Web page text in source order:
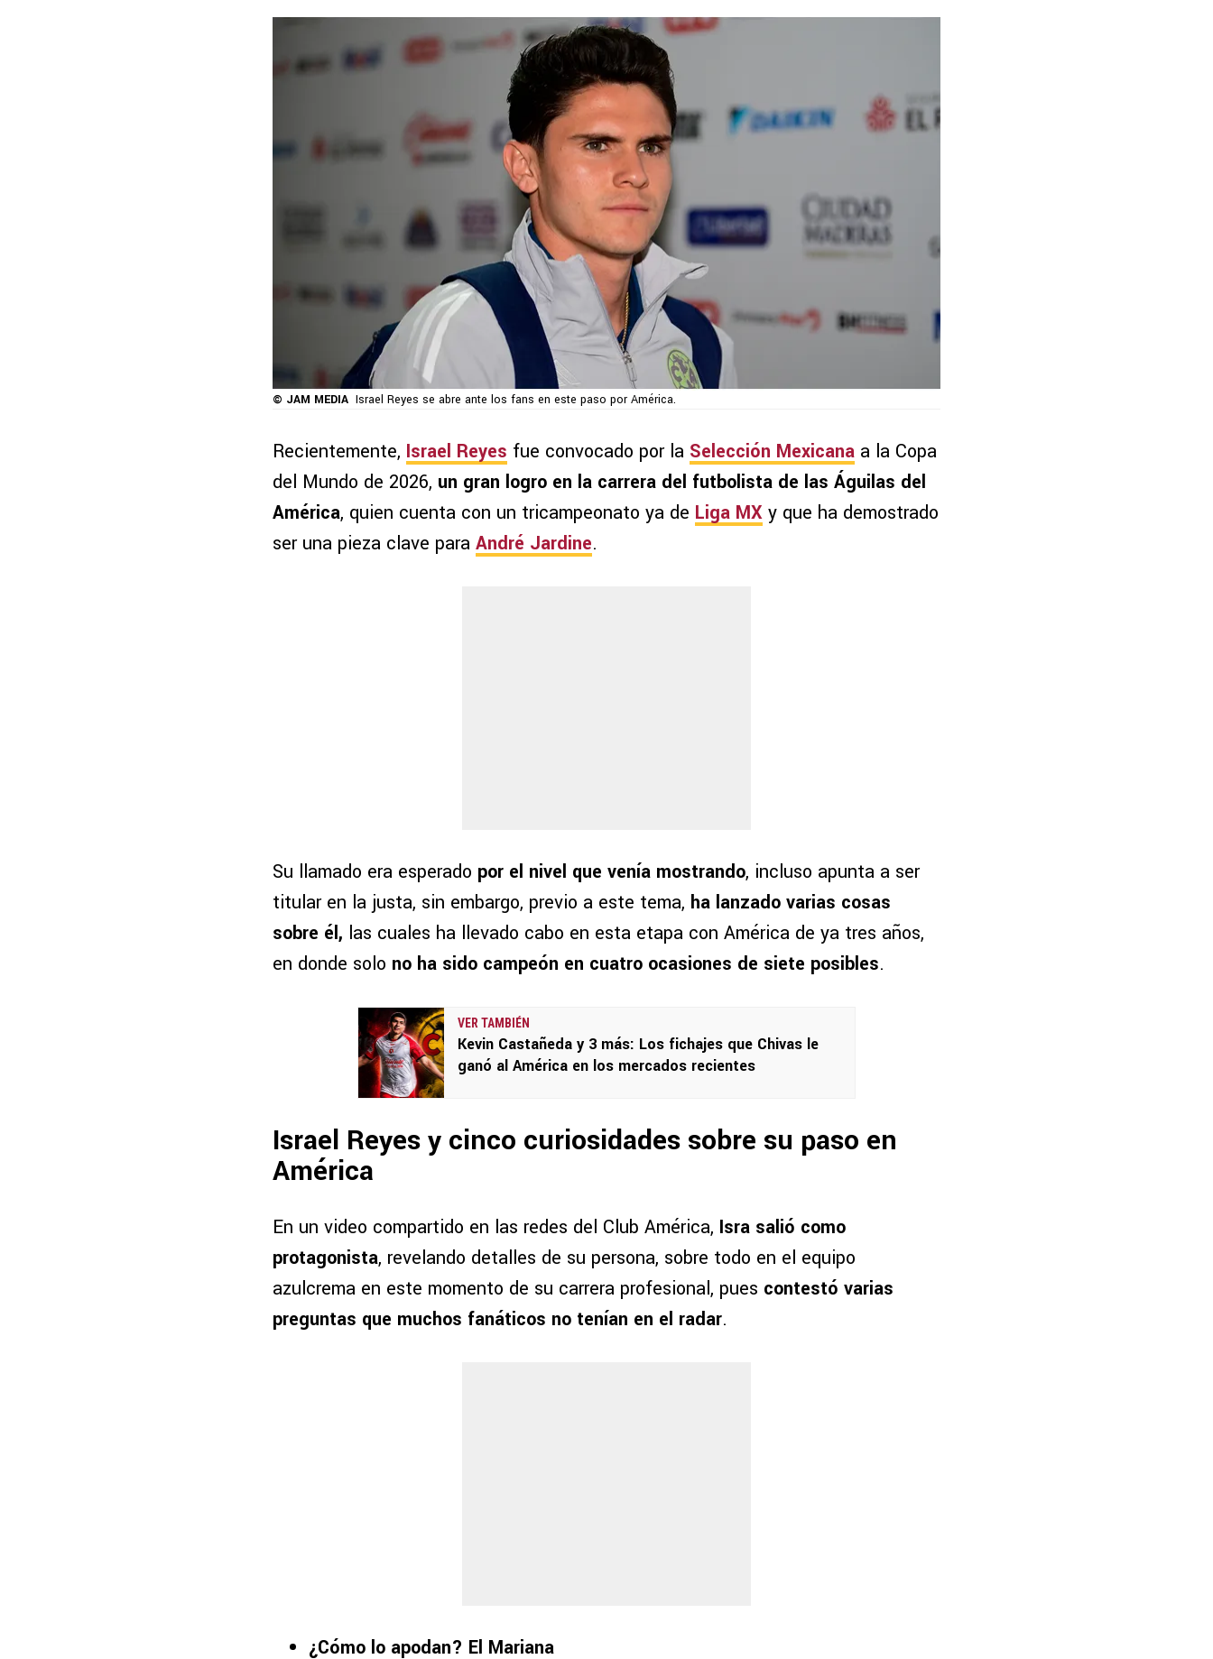
© JAM MEDIA Israel Reyes se abre ante los fans en este paso por América.
Recientemente, Israel Reyes fue convocado por la Selección Mexicana a la Copa
del Mundo de 2026, un gran logro en la carrera del futbolista de las Águilas del
América, quien cuenta con un tricampeonato ya de Liga MX y que ha demostrado
ser una pieza clave para André Jardine.
Su llamado era esperado por el nivel que venía mostrando, incluso apunta a ser
titular en la justa, sin embargo, previo a este tema, ha lanzado varias cosas
sobre él, las cuales ha llevado cabo en esta etapa con América de ya tres años,
en donde solo no ha sido campeón en cuatro ocasiones de siete posibles.
VER TAMBIÉN
Kevin Castañeda y 3 más: Los fichajes que Chivas le
ganó al América en los mercados recientes
Israel Reyes y cinco curiosidades sobre su paso en
América
En un video compartido en las redes del Club América, Isra salió como
protagonista, revelando detalles de su persona, sobre todo en el equipo
azulcrema en este momento de su carrera profesional, pues contestó varias
preguntas que muchos fanáticos no tenían en el radar.
¿Cómo lo apodan? El Mariana